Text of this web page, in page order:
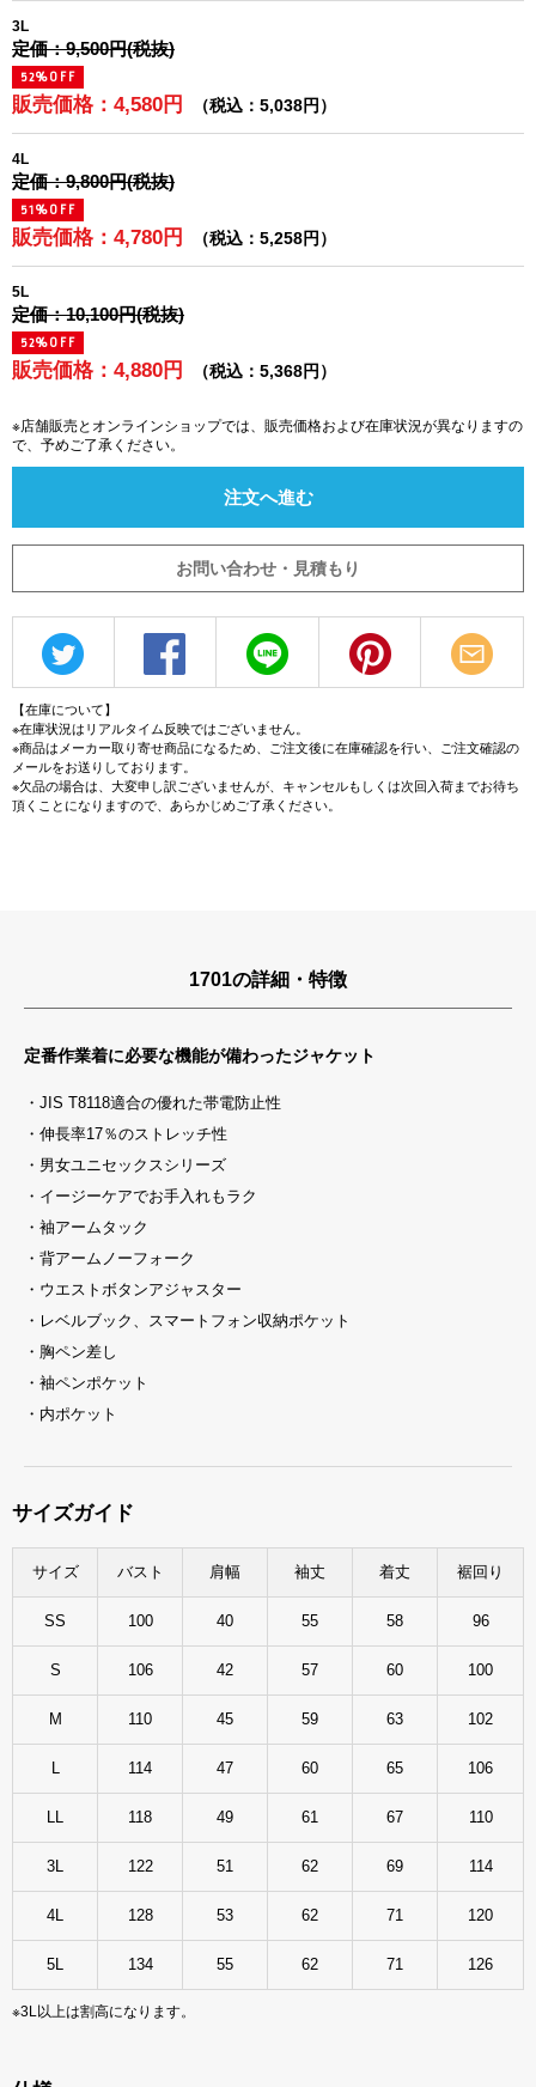
3L
定価：9,500円(税抜)
52%OFF
販売価格：4,580円 （税込：5,038円）
4L
定価：9,800円(税抜)
51%OFF
販売価格：4,780円 （税込：5,258円）
5L
定価：10,100円(税抜)
52%OFF
販売価格：4,880円 （税込：5,368円）
※店舗販売とオンラインショップでは、販売価格および在庫状況が異なりますの
で、予めご了承ください。
注文へ進む
お問い合わせ・見積もり
【在庫について】
※在庫状況はリアルタイム反映ではございません。
※商品はメーカー取り寄せ商品になるため、ご注文後に在庫確認を行い、ご注文確認の
メールをお送りしております。
※欠品の場合は、大変申し訳ございませんが、キャンセルもしくは次回入荷までお待ち
頂くことになりますので、あらかじめご了承ください。
1701の詳細・特徴
定番作業着に必要な機能が備わったジャケット
・JIS T8118適合の優れた帯電防止性
・伸長率17％のストレッチ性
・男女ユニセックスシリーズ
・イージーケアでお手入れもラク
・袖アームタック
・背アームノーフォーク
・ウエストボタンアジャスター
・レベルブック、スマートフォン収納ポケット
・胸ペン差し
・袖ペンポケット
・内ポケット
サイズガイド
サイズ バスト 肩幅 袖丈 着丈 裾回り
SS 100 40 55 58 96
S 106 42 57 60 100
M 110 45 59 63 102
114 47 60 65 106
118 49 61 67 110
3L 122 51 62 69 114
4L 128 53 62 71 120
5L 134 55 62 71 126
※3L以上は割高になります。